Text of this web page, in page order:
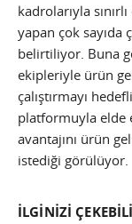
kadrolarıyla
yapan çok sayıda
belirtiliyor. Buna
ekipleriyle ürün
çalıştırmayı
platformuyla elde
avantajını ürün
istediği görülüyor.
İLGİNİZİ